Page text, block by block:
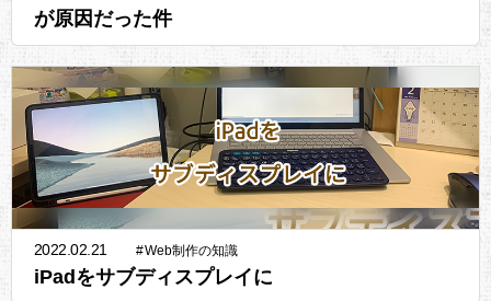
が原因だった件
2022.02.21 #Web制作の知識
iPadをサブディスプレイに